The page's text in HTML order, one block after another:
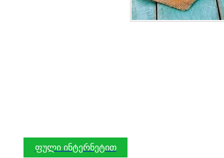
ფული ინტერნეტით